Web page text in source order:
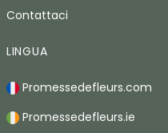
Contattaci
LINGUA
Promessedefleurs.com
Promessedefleurs.ie